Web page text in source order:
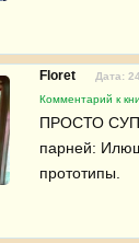
Floret
Дата:
Комментарий к
ПРОСТО
парней:
прототипы.